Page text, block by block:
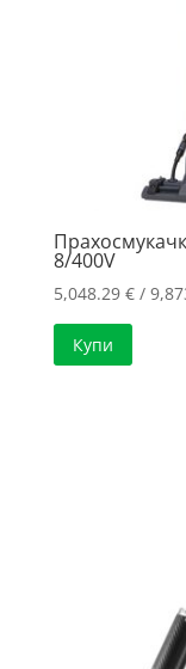
8/400V
5,048.29 €/
Купи